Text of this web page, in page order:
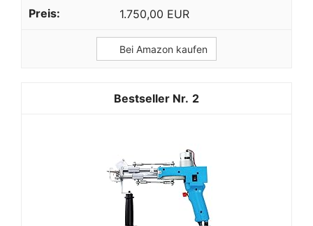
1.750,00 EUR
Bei Amazon kaufen
2